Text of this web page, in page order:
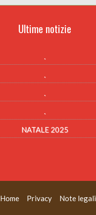
Ultime notizie
.
.
.
.
NATALE 2025
Home Privacy Note legali